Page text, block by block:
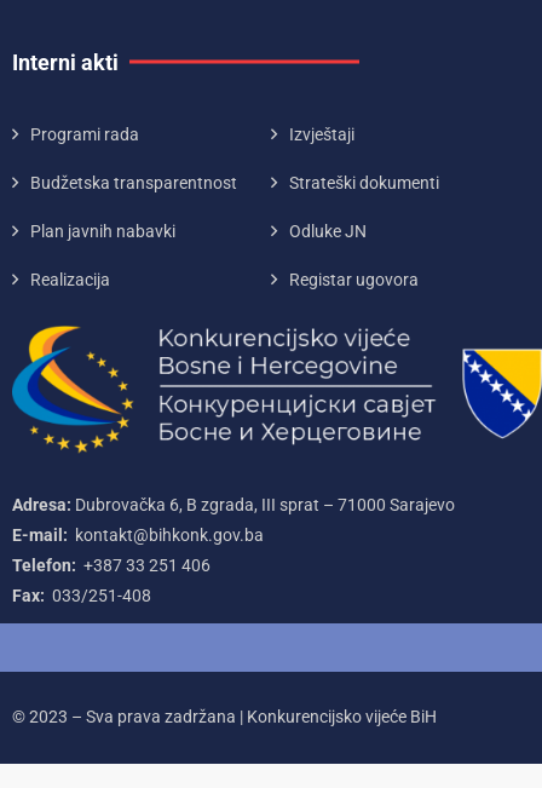
Interni akti
Programi rada Izvještaji
Budžetska transparentnost Strateški dokumenti
Plan javnih nabavki Odluke JN
Realizacija Registar ugovora
Adresa: Dubrovačka 6, B zgrada, III sprat – 71000‌ Sarajevo
E-mail: kontakt@bihkonk.gov.ba
Telefon: +387‌ 33‌ 251‌ 406
Fax: 033/251-408
© 2023 – Sva prava zadržana | Konkurencijsko vijeće BiH